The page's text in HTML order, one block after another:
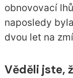
obnovovací
naposledy
dvou let na
Věděli jste,